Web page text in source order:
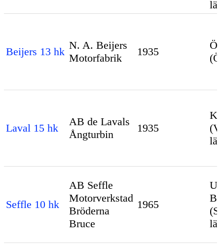
Beijers 13 hk
N. A. Beijers
Motorfabrik
1935
Laval 15 hk
AB de Lavals
Ångturbin
1935
Seffle 10 hk
AB Seffle
Motorverkstad
Bröderna
Bruce
1965